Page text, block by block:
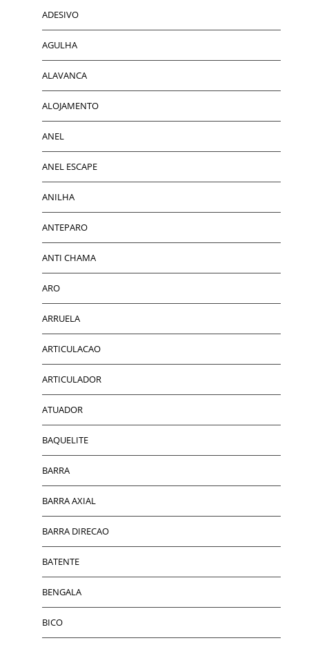
ADESIVO
AGULHA
ALAVANCA
ALOJAMENTO
ANEL
ANEL ESCAPE
ANILHA
ANTEPARO
ANTI CHAMA
ARO
ARRUELA
ARTICULACAO
ARTICULADOR
ATUADOR
BAQUELITE
BARRA
BARRA AXIAL
BARRA DIRECAO
BATENTE
BENGALA
BICO